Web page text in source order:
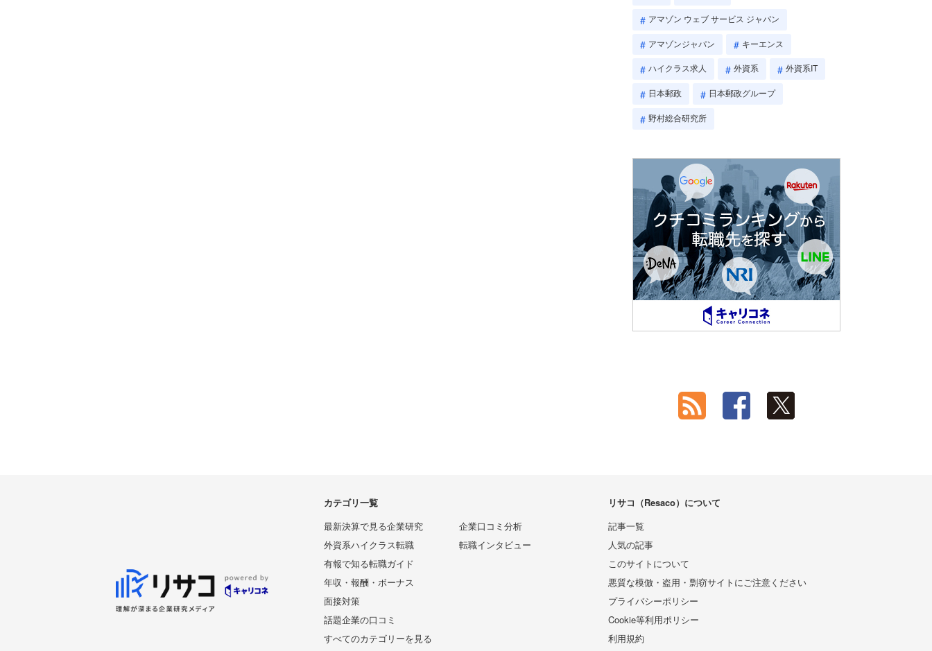
アマゾン ウェブ サービス ジャパン
アマゾンジャパン キーエンス
ハイクラス求人 外資系 外資系IT
日本郵政 日本郵政グループ
野村総合研究所
カテゴリ一覧
最新決算で見る企業研究
外資系ハイクラス転職
有報で知る転職ガイド
年収・報酬・ボーナス
面接対策
話題企業の口コミ
企業口コミ分析
転職インタビュー
すべてのカテゴリーを見る
リサコ（Resaco）について
記事一覧
人気の記事
このサイトについて
悪質な模倣・盗用・剽窃サイトにご注意ください
プライバシーポリシー
Cookie等利用ポリシー
利用規約